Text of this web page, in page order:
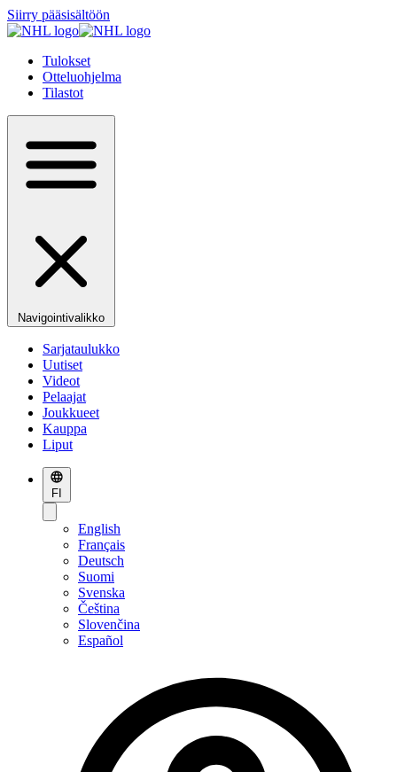
Siirry pääsisältöön
Tulokset
Otteluohjelma
Tilastot
Navigointivalikko
Sarjataulukko
Uutiset
Videot
Pelaajat
Joukkueet
Kauppa
Liput
FI
English
Français
Deutsch
Suomi
Svenska
Čeština
Slovenčina
Español